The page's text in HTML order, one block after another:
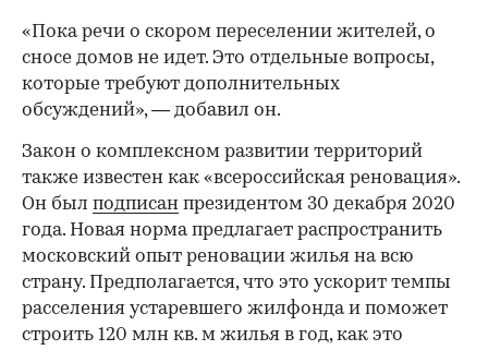
«Пока речи о скором переселении жителей, о
сносе домов не идет. Это отдельные вопросы,
которые требуют дополнительных
обсуждений», — добавил он.
Закон о комплексном развитии территорий
также известен как «всероссийская реновация».
Он был подписан президентом 30 декабря 2020
года. Новая норма предлагает распространить
московский опыт реновации жилья на всю
страну. Предполагается, что это ускорит темпы
расселения устаревшего жилфонда и поможет
строить 120 млн кв. м жилья в год, как это